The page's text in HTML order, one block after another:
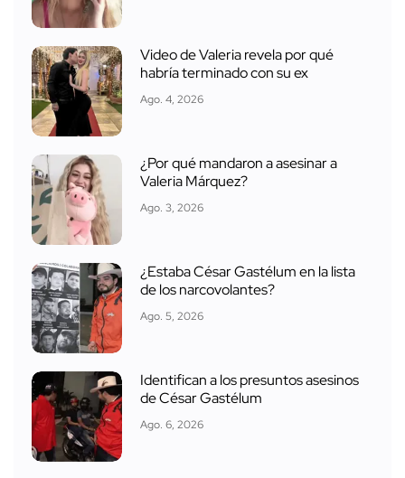
Video de Valeria revela por qué
habría terminado con su ex
Ago. 4, 2026
¿Por qué mandaron a asesinar a
Valeria Márquez?
Ago. 3, 2026
¿Estaba César Gastélum en la lista
de los narcovolantes?
Ago. 5, 2026
Identifican a los presuntos asesinos
de César Gastélum
Ago. 6, 2026